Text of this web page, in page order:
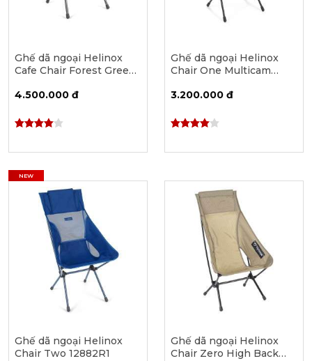
Ghế dã ngoại Helinox
Cafe Chair Forest Green
4.500.000 đ
Ghế dã ngoại Helinox
Chair One Multicam
3.200.000 đ
NEW
Ghế dã ngoại Helinox
Chair Two 12882R1
Ghế dã ngoại Helinox
Chair Zero High Back